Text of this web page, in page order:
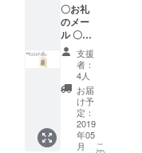
〇お礼
のメー
ル 〇
アート
フェス
ティバ
ルオリ
ジナル
トート
バッグ
※メール
便での
支援
者：
4人
お届
け予
定：
2019
年05
月
こ